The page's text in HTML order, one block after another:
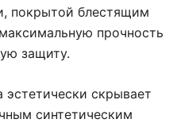
покрытой блестящим
прочность
защиту.
эстетически скрывает
синтетическим